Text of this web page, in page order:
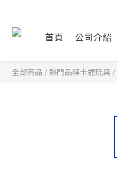
首頁 公司介紹
全部商品 /熱門品牌卡通玩具 /